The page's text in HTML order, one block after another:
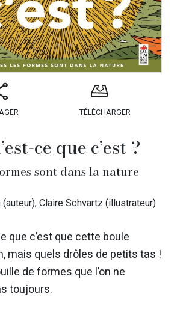
TÉLÉCHARGER
ce que c’est ?
sont dans la nature
(auteur), Claire Schvartz (illustrateur)
que c’est que cette boule
mais quels drôles de petits tas !
de formes que l’on ne
toujours.